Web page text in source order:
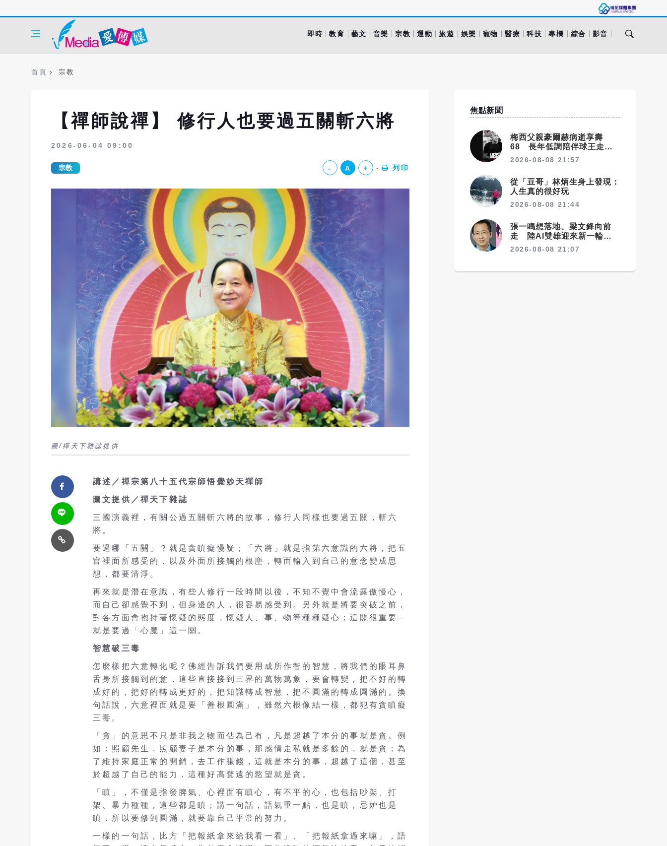
即時 教育 藝文 音樂 宗教 運動 旅遊 娛樂 寵物 醫療 科技 專欄 綜合 影音
首頁 宗教
【禪師說禪】 修行人也要過五關斬六將
2026-06-04 09:00
宗教 - A + 列印
圖/禪天下雜誌提供
講述／禪宗第八十五代宗師悟覺妙天禪師
圖文提供／禪天下雜誌
三國演義裡，有關公過五關斬六將的故事，修行人同樣也要過五關，斬六
將。
要過哪「五關」？就是貪瞋癡慢疑；「六將」就是指第六意識的六將，把五
官裡面所感受的，以及外面所接觸的根塵，轉而輸入到自己的意念變成思
想，都要清淨。
再來就是潛在意識，有些人修行一段時間以後，不知不覺中會流露傲慢心，
而自己卻感覺不到，但身邊的人，很容易感受到。另外就是將要突破之前，
對各方面會抱持著懷疑的態度，懷疑人、事、物等種種疑心；這關很重要─
就是要過「心魔」這一關。
智慧破三毒
怎麼樣把六意轉化呢？佛經告訴我們要用成所作智的智慧，將我們的眼耳鼻
舌身所接觸到的意，這些直接接到三界的萬物萬象，要會轉變，把不好的轉
成好的，把好的轉成更好的，把知識轉成智慧，把不圓滿的轉成圓滿的。換
句話說，六意裡面就是要「善根圓滿」，雖然六根像結一樣，都犯有貪瞋癡
三毒。
「貪」的意思不只是非我之物而佔為己有，凡是超越了本分的事就是貪。例
如：照顧先生，照顧妻子是本分的事，那感情走私就是多餘的，就是貪；為
了維持家庭正常的開銷，去工作賺錢，這就是本分的事，超越了這個，甚至
於超越了自己的能力，這種好高騖遠的慾望就是貪。
「瞋」，不僅是指發脾氣、心裡面有瞋心，有不平的心，也包括吵架、打
架、暴力種種，這些都是瞋；講一句話，語氣重一點，也是瞋，忌妒也是
瞋，所以要修到圓滿，就要靠自己平常的努力。
一樣的一句話，比方「把報紙拿來給我看一看」、「把報紙拿過來嘛」，語
焦點新聞
梅西父親豪爾赫病逝享壽
68 長年低調陪伴球王走過
職業生涯
2026-08-08 21:57
從「豆哥」林炳生身上發現：
人生真的很好玩
2026-08-08 21:44
張一鳴想落地、梁文鋒向前
走 陸AI雙雄迎來新一輪選
擇
2026-08-08 21:07